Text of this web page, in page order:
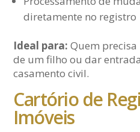
diretamente no registro
Ideal para: Quem
de um filho ou dar
casamento civil.
Cartório de
Imóveis